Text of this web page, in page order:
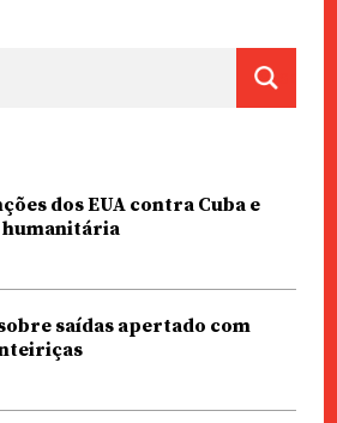
dos EUA contra Cuba e
saídas apertado com